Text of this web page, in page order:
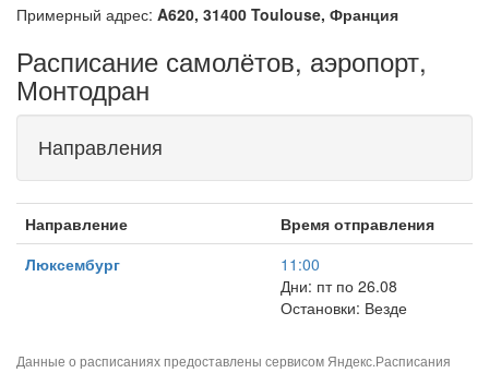
Примерный адрес: A620, 31400 Toulouse, Франция
Расписание самолётов, аэропорт,
Монтодран
Направления
Направление
Время отправления
Люксембург
11:00
Дни: пт по 26.08
Остановки: Везде
Данные о расписаниях предоставлены сервисом Яндекс.Расписания